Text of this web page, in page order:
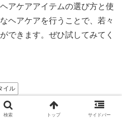
アケアアイテムの選び方と使
ヘアケアを行うことで、若々
できます。ぜひ試してみてく
イル
アする
検索 トップ サイドバー